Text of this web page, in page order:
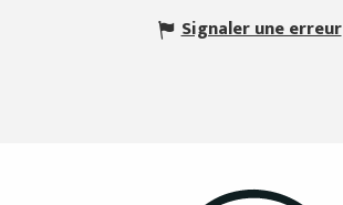
Signaler une erreur